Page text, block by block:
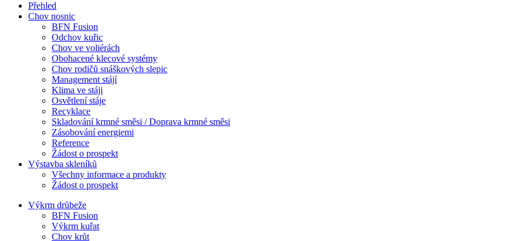
Přehled
Chov nosnic
BFN Fusion
Odchov kuřic
Chov ve voliérách
Obohacené klecové systémy
Chov rodičů snáškových slepic
Management stájí
Klima ve stáji
Osvětlení stáje
Recyklace
Skladování krmné směsi / Doprava krmné směsi
Zásobování energiemi
Reference
Žádost o prospekt
Výstavba skleníků
Všechny informace a produkty
Žádost o prospekt
Výkrm drůbeže
BFN Fusion
Výkrm kuřat
Chov krůt